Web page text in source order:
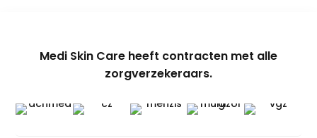
Medi Skin Care heeft contracten met alle
zorgverzekeraars.